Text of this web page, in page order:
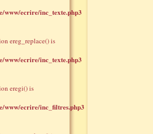
www/ecrire/inc_texte.php3
ereg_replace() is
www/ecrire/inc_texte.php3
eregi() is
www/ecrire/inc_filtres.php3